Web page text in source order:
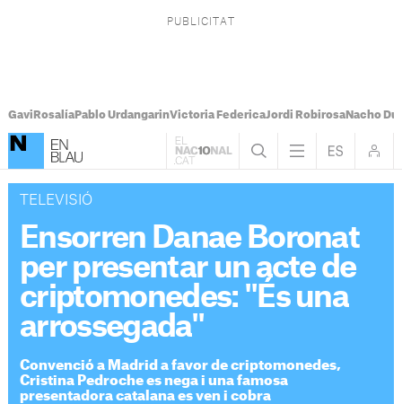
Gavi RosalíaPablo UrdangarinVictoria FedericaJordi RobirosaNacho
TELEVISIÓ
Ensorren Danae Boronat
per presentar un acte de
criptomonedes: "És una
arrossegada"
Convenció a Madrid a favor de criptomonedes,
Cristina Pedroche es nega i una famosa
presentadora catalana es ven i cobra